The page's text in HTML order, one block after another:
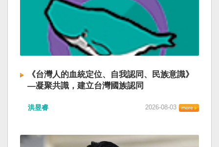
《台灣人的血統定位、自我認同、民族意識》
—凝聚共識，建立台灣國族認同
洪昱睿 2026-08-03